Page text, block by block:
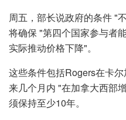
周五，部长说政府的条件 "
将确保 "第四个国家参与者
实际推动价格下降"。
这些条件包括Rogers在卡
来几个月内 "在加拿大西部
须保持至少10年。